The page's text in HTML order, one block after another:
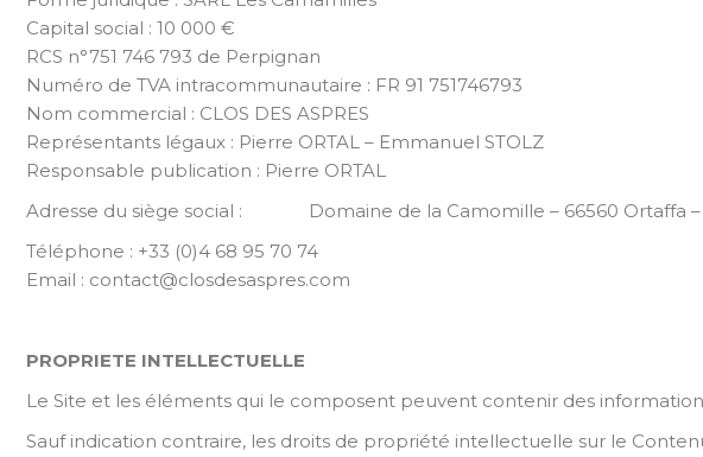
Capital social : 10 000 €
RCS n°751 746 793 de Perpignan
Numéro de TVA intracommunautaire : FR 91 751746793
Nom commercial : CLOS DES ASPRES
Représentants légaux : Pierre ORTAL – Emmanuel STOLZ
Responsable publication : Pierre ORTAL
Adresse du siège social : Domaine de la Camomille – 66560 Ortaffa –
Téléphone : +33 (0)4 68 95 70 74
Email : contact@closdesaspres.com
PROPRIETE INTELLECTUELLE
Le Site et les éléments qui le composent peuvent contenir des
Sauf indication contraire, les droits de propriété intellectuelle sur le